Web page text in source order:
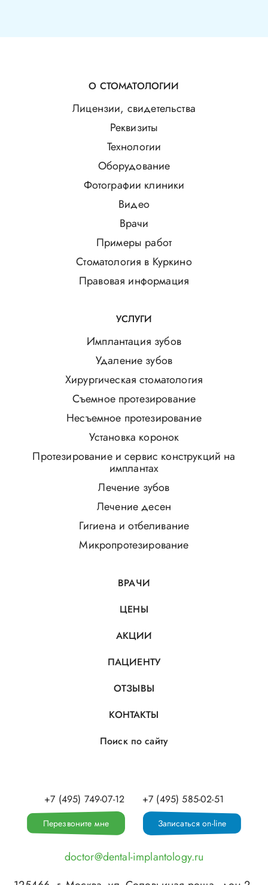
О СТОМАТОЛОГИИ
Лицензии, свидетельства
Реквизиты
Технологии
Оборудование
Фотографии клиники
Видео
Врачи
Примеры работ
Стоматология в Куркино
Правовая информация
УСЛУГИ
Имплантация зубов
Удаление зубов
Хирургическая стоматология
Съемное протезирование
Несъемное протезирование
Установка коронок
Протезирование и сервис конструкций на
имплантах
Лечение зубов
Лечение десен
Гигиена и отбеливание
Микропротезирование
ВРАЧИ
ЦЕНЫ
АКЦИИ
ПАЦИЕНТУ
ОТЗЫВЫ
КОНТАКТЫ
Поиск по сайту
+7 (495) 749-07-12 +7 (495) 585-02-51
Перезвоните мне Записаться on-line
doctor@dental-implantology.ru